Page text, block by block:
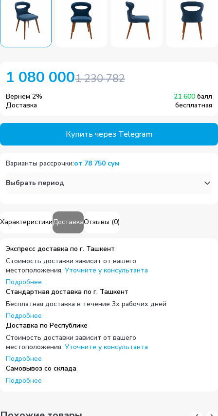
ХарактеристикиДоставкаОтзывы (0)
Экспресс доставка по г. Ташкент
Стоимость доставки зависит от вашего
местоположения. Уточните у консультанта
Подробнее
Стандартная доставка по г. Ташкент
Бесплатная доставка в течение 3х рабочих дней
Подробнее
Доставка по Республике
Стоимость доставки зависит от вашего
местоположения. Уточните у консультанта
Подробнее
Самовывоз со склада
Подробнее
1 080 0001 230 782
Вернём 2% 21 600 балл
Доставка
бесплатная
Купить через Telegram
Варианты рассрочки:от 78 750 сум
Выбрать период